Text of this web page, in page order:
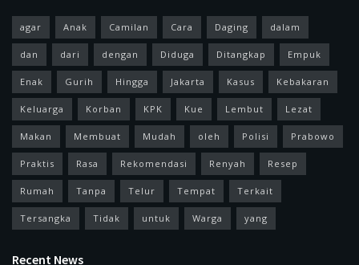
agar Anak Camilan Cara Daging dalam
dan dari dengan Diduga Ditangkap Empuk
Enak Gurih Hingga Jakarta Kasus Kebakaran
Keluarga Korban KPK Kue Lembut Lezat
Makan Membuat Mudah oleh Polisi Prabowo
Praktis Rasa Rekomendasi Renyah Resep
Rumah Tanpa Telur Tempat Terkait
Tersangka Tidak untuk Warga yang
Recent News